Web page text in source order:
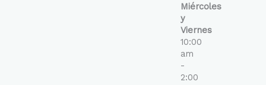
Miércoles
y
Viernes
10:00
am
-
2:00